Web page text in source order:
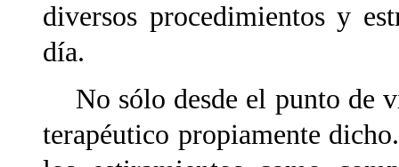
diversos procedimientos y
día.
No sólo desde el punto de
terapéutico propiamente